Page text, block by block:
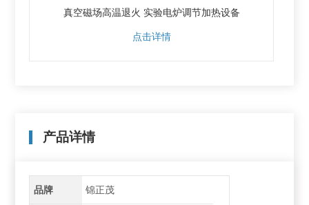
真空磁场高温退火 实验电炉调节加热设备
点击详情
产品详情
品牌 锦正茂